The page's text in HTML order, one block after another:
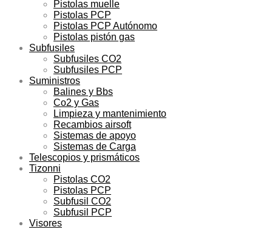
Pistolas muelle
Pistolas PCP
Pistolas PCP Autónomo
Pistolas pistón gas
Subfusiles
Subfusiles CO2
Subfusiles PCP
Suministros
Balines y Bbs
Co2 y Gas
Limpieza y mantenimiento
Recambios airsoft
Sistemas de apoyo
Sistemas de Carga
Telescopios y prismáticos
Tizonni
Pistolas CO2
Pistolas PCP
Subfusil CO2
Subfusil PCP
Visores